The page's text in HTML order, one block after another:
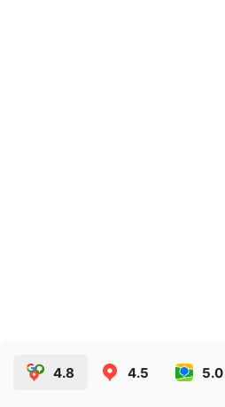
4.8 4.5 5.0